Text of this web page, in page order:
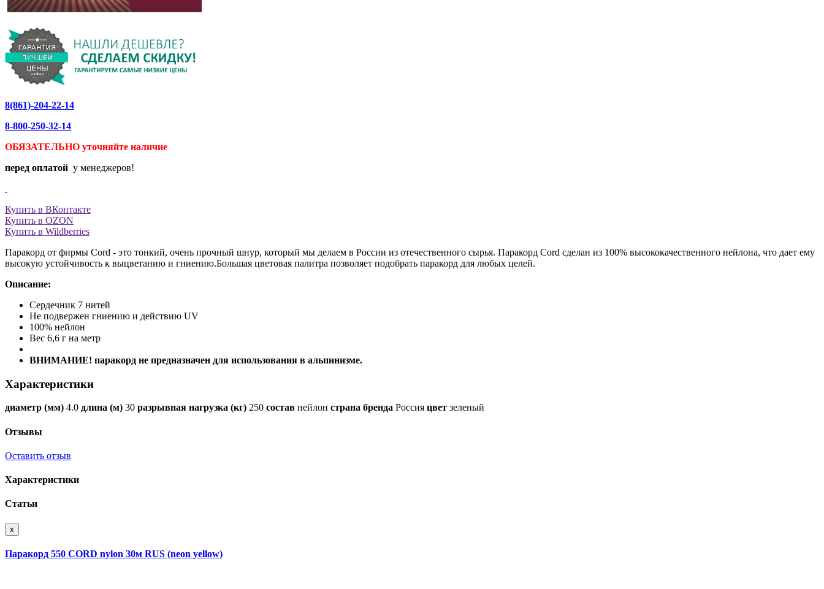
8(861)-204-22-14
8-800-250-32-14
ОБЯЗАТЕЛЬНО уточняйте наличие
перед оплатой у менеджеров!
Купить в ВКонтакте
Купить в OZON
Купить в Wildberries
Паракорд от фирмы Cord - это тонкий, очень прочный шнур, который мы делаем в России из отечественного сырья. Паракорд Cord сделан из 100% высококачественного нейлона, что дает ему
высокую устойчивость к выцветанию и гниению.Большая цветовая палитра позволяет подобрать паракорд для любых целей.
Описание:
Сердечник 7 нитей
Не подвержен гниению и действию UV
100% нейлон
Вес 6,6 г на метр
ВНИМАНИЕ! паракорд не предназначен для использования в альпинизме.
Характеристики
диаметр (мм) 4.0 длина (м) 30 разрывная нагрузка (кг) 250 состав нейлон страна бренда Россия цвет зеленый
Отзывы
Оставить отзыв
Характеристики
Статьи
x
Паракорд 550 CORD nylon 30м RUS (neon yellow)